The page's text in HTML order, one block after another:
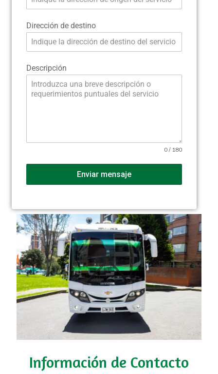
Dirección de destino
Descripción
0 / 180
Enviar mensaje
Información de Contacto